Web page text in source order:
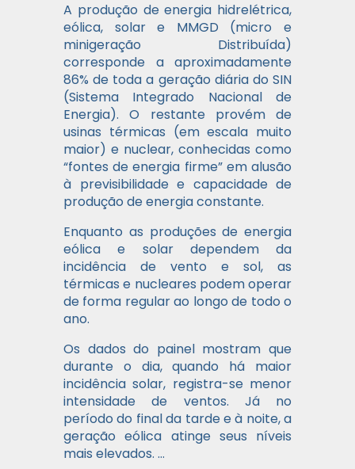
A produção de energia hidrelétrica,
eólica, solar e MMGD (micro e
minigeração Distribuída)
corresponde a aproximadamente
86% de toda a geração diária do SIN
(Sistema Integrado Nacional de
Energia). O restante provém de
usinas térmicas (em escala muito
maior) e nuclear, conhecidas como
“fontes de energia firme” em alusão
à previsibilidade e capacidade de
produção de energia constante.
Enquanto as produções de energia
eólica e solar dependem da
incidência de vento e sol, as
térmicas e nucleares podem operar
de forma regular ao longo de todo o
ano.
Os dados do painel mostram que
durante o dia, quando há maior
incidência solar, registra-se menor
intensidade de ventos. Já no
período do final da tarde e à noite, a
geração eólica atinge seus níveis
mais elevados. …